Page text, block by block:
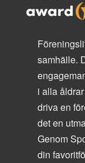
samhälle.
i alla
driva en
det en
Genom
din